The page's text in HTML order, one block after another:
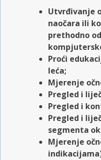
Utvrđivanje
naočara ili
prethodno
Proći
leća;
Mjerenje
Pregled i
Pregled i
Pregled i
segmenta
Mjerenje